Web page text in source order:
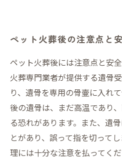
ペット火葬後の注意点と
ペット火葬後には注意点と安
火葬専門業者が提供する遺骨
り、遺骨を専用の骨壷に入れ
後の遺骨は、まだ高温であり
る恐れがあります。また、遺
とがあり、誤って指を切って
理には十分な注意を払ってく